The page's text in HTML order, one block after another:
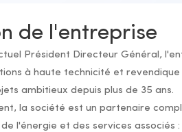
de l'entreprise
Président Directeur Général,
à haute technicité et
ambitieux depuis plus de 35 ans.
la société est un partenaire
l'énergie et des services associés